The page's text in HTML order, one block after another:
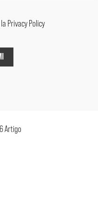
Privacy Policy
Artigo